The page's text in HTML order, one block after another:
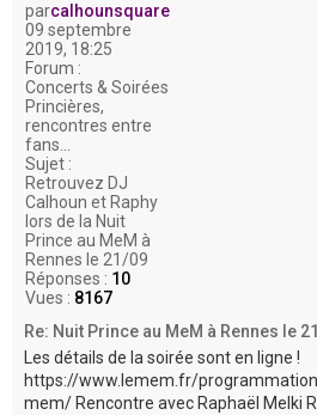
parcalhounsquare
09 septembre
2019, 18:25
Forum :
Concerts & Soirées
Princières,
rencontres entre
fans...
Sujet :
Retrouvez DJ
Calhoun et Raphy
lors de la Nuit
Prince au MeM à
Rennes le 21/09
Réponses : 10
Vues : 8167
Re: Nuit Prince au MeM à Rennes le
Les détails de la soirée sont en ligne !
https://www.lemem.fr/
mem/ Rencontre avec Raphaël Melki